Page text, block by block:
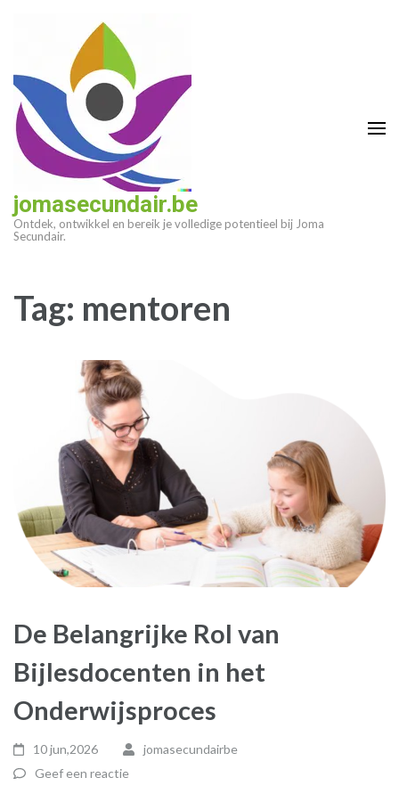
(druk
enter)
jomasecundair.be
Ontdek, ontwikkel en bereik je volledige potentieel bij Joma
Secundair.
Tag: mentoren
De Belangrijke Rol van
Bijlesdocenten in het
Onderwijsproces
10 jun,2026
jomasecundairbe
Geef een reactie